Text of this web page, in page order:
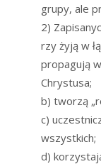
gru­py, ale
2)
rzy żyją w
pro­pa­gu­ją
Chrystusa;
b) two­rzą
c)
wszystkich;
d)